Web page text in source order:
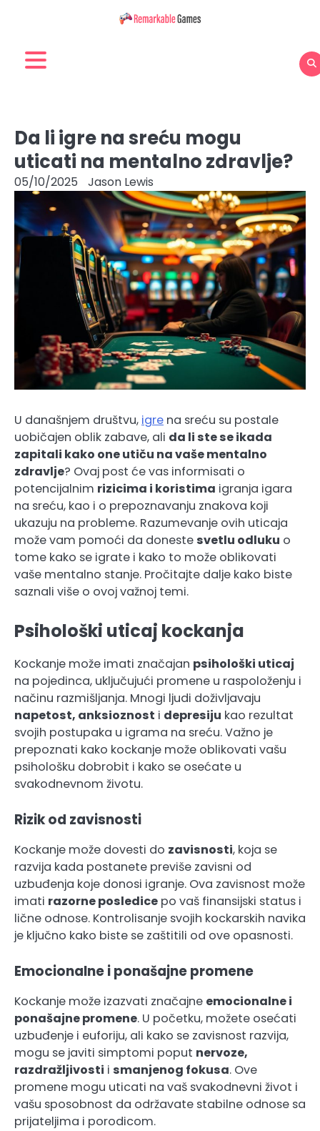
Da li igre na sreću mogu
uticati na mentalno zdravlje?
05/10/2025 Jason Lewis
U današnjem društvu, igre na sreću su postale
uobičajen oblik zabave, ali da li ste se ikada
zapitali kako one utiču na vaše mentalno
zdravlje? Ovaj post će vas informisati o
potencijalnim rizicima i koristima igranja igara
na sreću, kao i o prepoznavanju znakova koji
ukazuju na probleme. Razumevanje ovih uticaja
može vam pomoći da doneste svetlu odluku o
tome kako se igrate i kako to može oblikovati
vaše mentalno stanje. Pročitajte dalje kako biste
saznali više o ovoj važnoj temi.
Psihološki uticaj kockanja
Kockanje može imati značajan psihološki uticaj
na pojedinca, uključujući promene u raspoloženju i
načinu razmišljanja. Mnogi ljudi doživljavaju
napetost, anksioznost i depresiju kao rezultat
svojih postupaka u igrama na sreću. Važno je
prepoznati kako kockanje može oblikovati vašu
psihološku dobrobit i kako se osećate u
svakodnevnom životu.
Rizik od zavisnosti
Kockanje može dovesti do zavisnosti, koja se
razvija kada postanete previše zavisni od
uzbuđenja koje donosi igranje. Ova zavisnost može
imati razorne posledice po vaš finansijski status i
lične odnose. Kontrolisanje svojih kockarskih navika
je ključno kako biste se zaštitili od ove opasnosti.
Emocionalne i ponašajne promene
Kockanje može izazvati značajne emocionalne i
ponašajne promene. U početku, možete osećati
uzbuđenje i euforiju, ali kako se zavisnost razvija,
mogu se javiti simptomi poput nervoze,
razdražljivosti i smanjenog fokusa. Ove
promene mogu uticati na vaš svakodnevni život i
vašu sposobnost da održavate stabilne odnose sa
prijateljima i porodicom.